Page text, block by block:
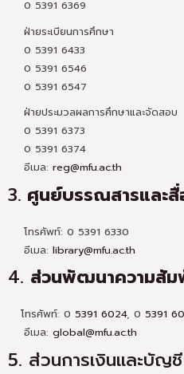
0 5391 6369
ฝ่ายระเบียนการศึกษา
0 5391 6433
0 5391 6546
0 5391 6547
ฝ่ายประมวลผลการศึกษาและจัดสอบ
0 5391 6373
0 5391 6374
อีเมล: reg@mfu.ac.th
3. ศูนย์บรรณสารและ
โทรศัพท์: 0 5391 6330
อีเมล: library@mfu.ac.th
4. ส่วนพัฒนาความสัม
โทรศัพท์: 0 5391 6024, 0 5391
อีเมล: global@mfu.ac.th
5. ส่วนการเงินและบัญชี